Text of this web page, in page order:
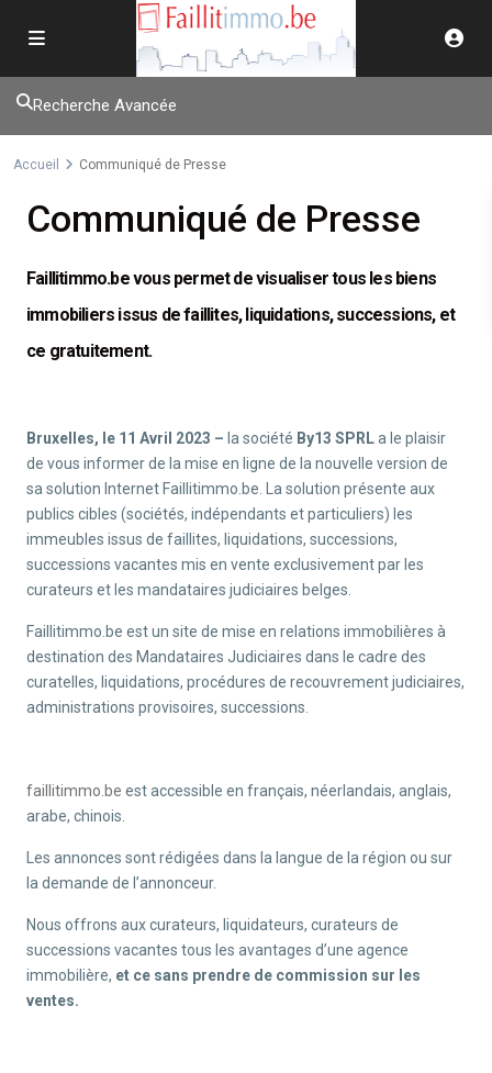
Recherche Avancée
Accueil Communiqué de Presse
Communiqué de Presse
Faillitimmo.be vous permet de visualiser tous les biens
immobiliers issus de faillites, liquidations, successions, et
ce gratuitement.
Bruxelles, le 11 Avril 2023 – la société By13 SPRLa le plaisir
de vous informer de la mise en ligne de la nouvelle version de
sa solution Internet Faillitimmo.be. La solution présente aux
publics cibles (sociétés, indépendants et particuliers) les
immeubles issus de faillites, liquidations, successions,
successions vacantes mis en vente exclusivement par les
curateurs et les mandataires judiciaires belges.
Faillitimmo.be est un site de mise en relations immobilières à
destination des Mandataires Judiciaires dans le cadre des
curatelles, liquidations, procédures de recouvrement judiciaires,
administrations provisoires, successions.
faillitimmo.be est accessible en français, néerlandais, anglais,
arabe, chinois.
Les annonces sont rédigées dans la langue de la région ou sur
la demande de l’annonceur.
Nous offrons aux curateurs, liquidateurs, curateurs de
successions vacantes tous les avantages d’une agence
immobilière, et ce sans prendre de commission sur les
ventes.